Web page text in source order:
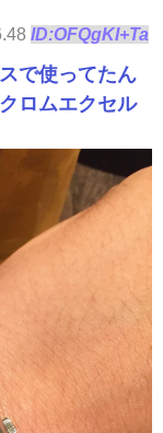
ID:OFQgKI+Ta
で使ってたん
ロムエクセル